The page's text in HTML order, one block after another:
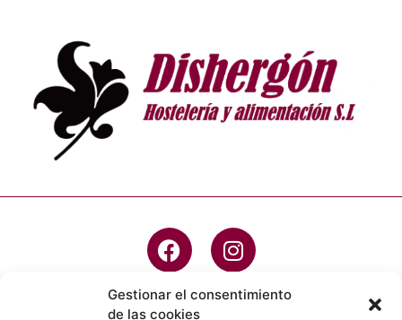
Gestionar el consentimiento
de las cookies